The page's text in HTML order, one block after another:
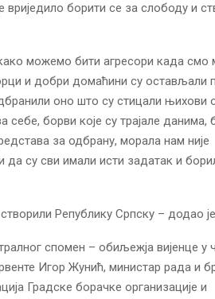
борити се за слободу и
можемо бити агресори када смо
и добри домаћини су остављали
оно што су стицали њихови
борви које су трајале данима,
за одбрану, морала нам није
да су сви имали исти задатак и
Републику Српску – додао
спомен – обиљежја вијенце у
Игор Жунић, министар рада и
Градске борачке организације и